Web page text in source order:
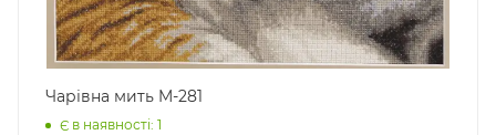
Чарівна мить M-281
Є в наявності: 1